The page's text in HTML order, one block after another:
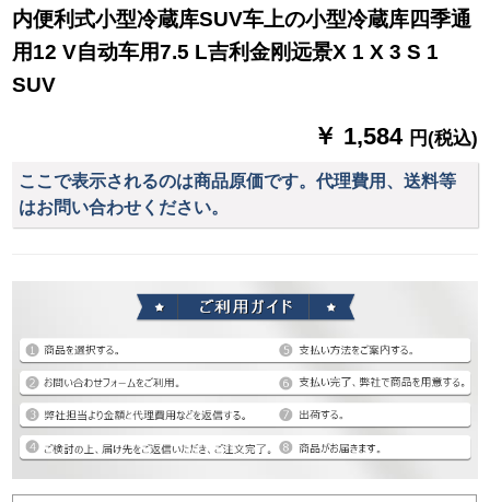
内便利式小型冷蔵库SUV车上の小型冷蔵库四季通
用12 V自动车用7.5 L吉利金刚远景X 1 X 3 S 1
SUV
￥ 1,584 円(税込)
ここで表示されるのは商品原価です。代理費用、送料等
はお問い合わせください。